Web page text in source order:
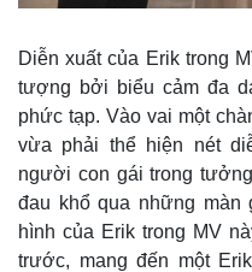
Pháp luật
Vụ án
Tin nóng
Tư vấn luật
Diễn xuất của Erik trong
tượng bởi biểu cảm đa
phức tạp. Vào vai một
vừa phải thể hiện nét
người con gái trong
đau khổ qua những màn
hình của Erik trong MV
trước, mang đến một